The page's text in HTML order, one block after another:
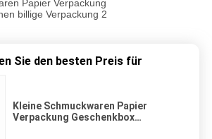
Sie den besten Preis für
Kleine Schmuckwaren Papier
Verpackung Geschenkbox